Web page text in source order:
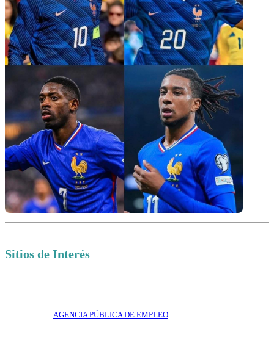
Sitios de Interés
AGENCIA PÚBLICA DE EMPLEO